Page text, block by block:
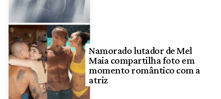
Namorado lutador de Mel
Maia compartilha foto em
momento romântico com a
atriz